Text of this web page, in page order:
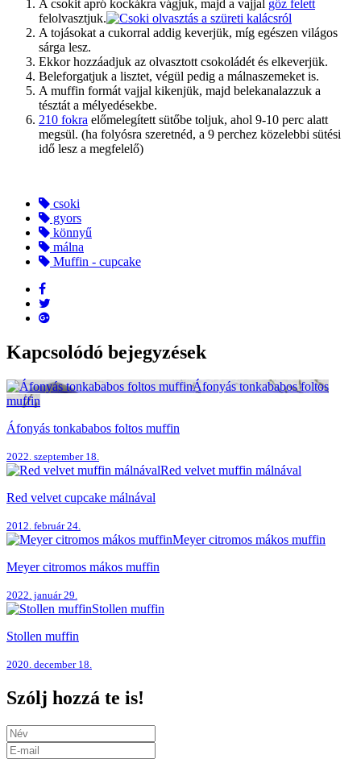
A csokit apró kockákra vágjuk, majd a vajjal gőz felett
felolvasztjuk.
A tojásokat a cukorral addig keverjük, míg egészen világos
sárga lesz.
Ekkor hozzáadjuk az olvasztott csokoládét és elkeverjük.
Beleforgatjuk a lisztet, végül pedig a málnaszemeket is.
A muffin formát vajjal kikenjük, majd belekanalazzuk a
tésztát a mélyedésekbe.
210 fokra előmelegített sütőbe toljuk, ahol 9-10 perc alatt
megsül. (ha folyósra szeretnéd, a 9 perchez közelebbi sütési
idő lesz a megfelelő)
csoki
gyors
könnyű
málna
Muffin - cupcake
Kapcsolódó bejegyzések
Áfonyás tonkababos foltos
muffin
Áfonyás tonkababos foltos muffin
2022. szeptember 18.
Red velvet muffin málnával
Red velvet cupcake málnával
2012. február 24.
Meyer citromos mákos muffin
Meyer citromos mákos muffin
2022. január 29.
Stollen muffin
Stollen muffin
2020. december 18.
Szólj hozzá te is!